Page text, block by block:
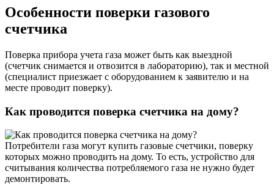
Особенности поверки газового
счетчика
Поверка прибора учета газа может быть как выездной
(счетчик снимается и отвозится в лабораторию), так и местной
(специалист приезжает с оборудованием к заявителю и на
месте проводит поверку).
Как проводится поверка счетчика на дому?
Потребители газа могут купить газовые счетчики, поверку
которых можно проводить на дому. То есть, устройство для
считывания количества потребляемого газа не нужно будет
демонтировать.